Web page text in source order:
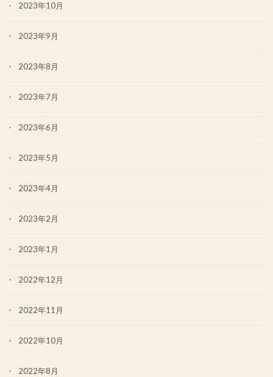
2023年10月
2023年9月
2023年8月
2023年7月
2023年6月
2023年5月
2023年4月
2023年2月
2023年1月
2022年12月
2022年11月
2022年10月
2022年8月